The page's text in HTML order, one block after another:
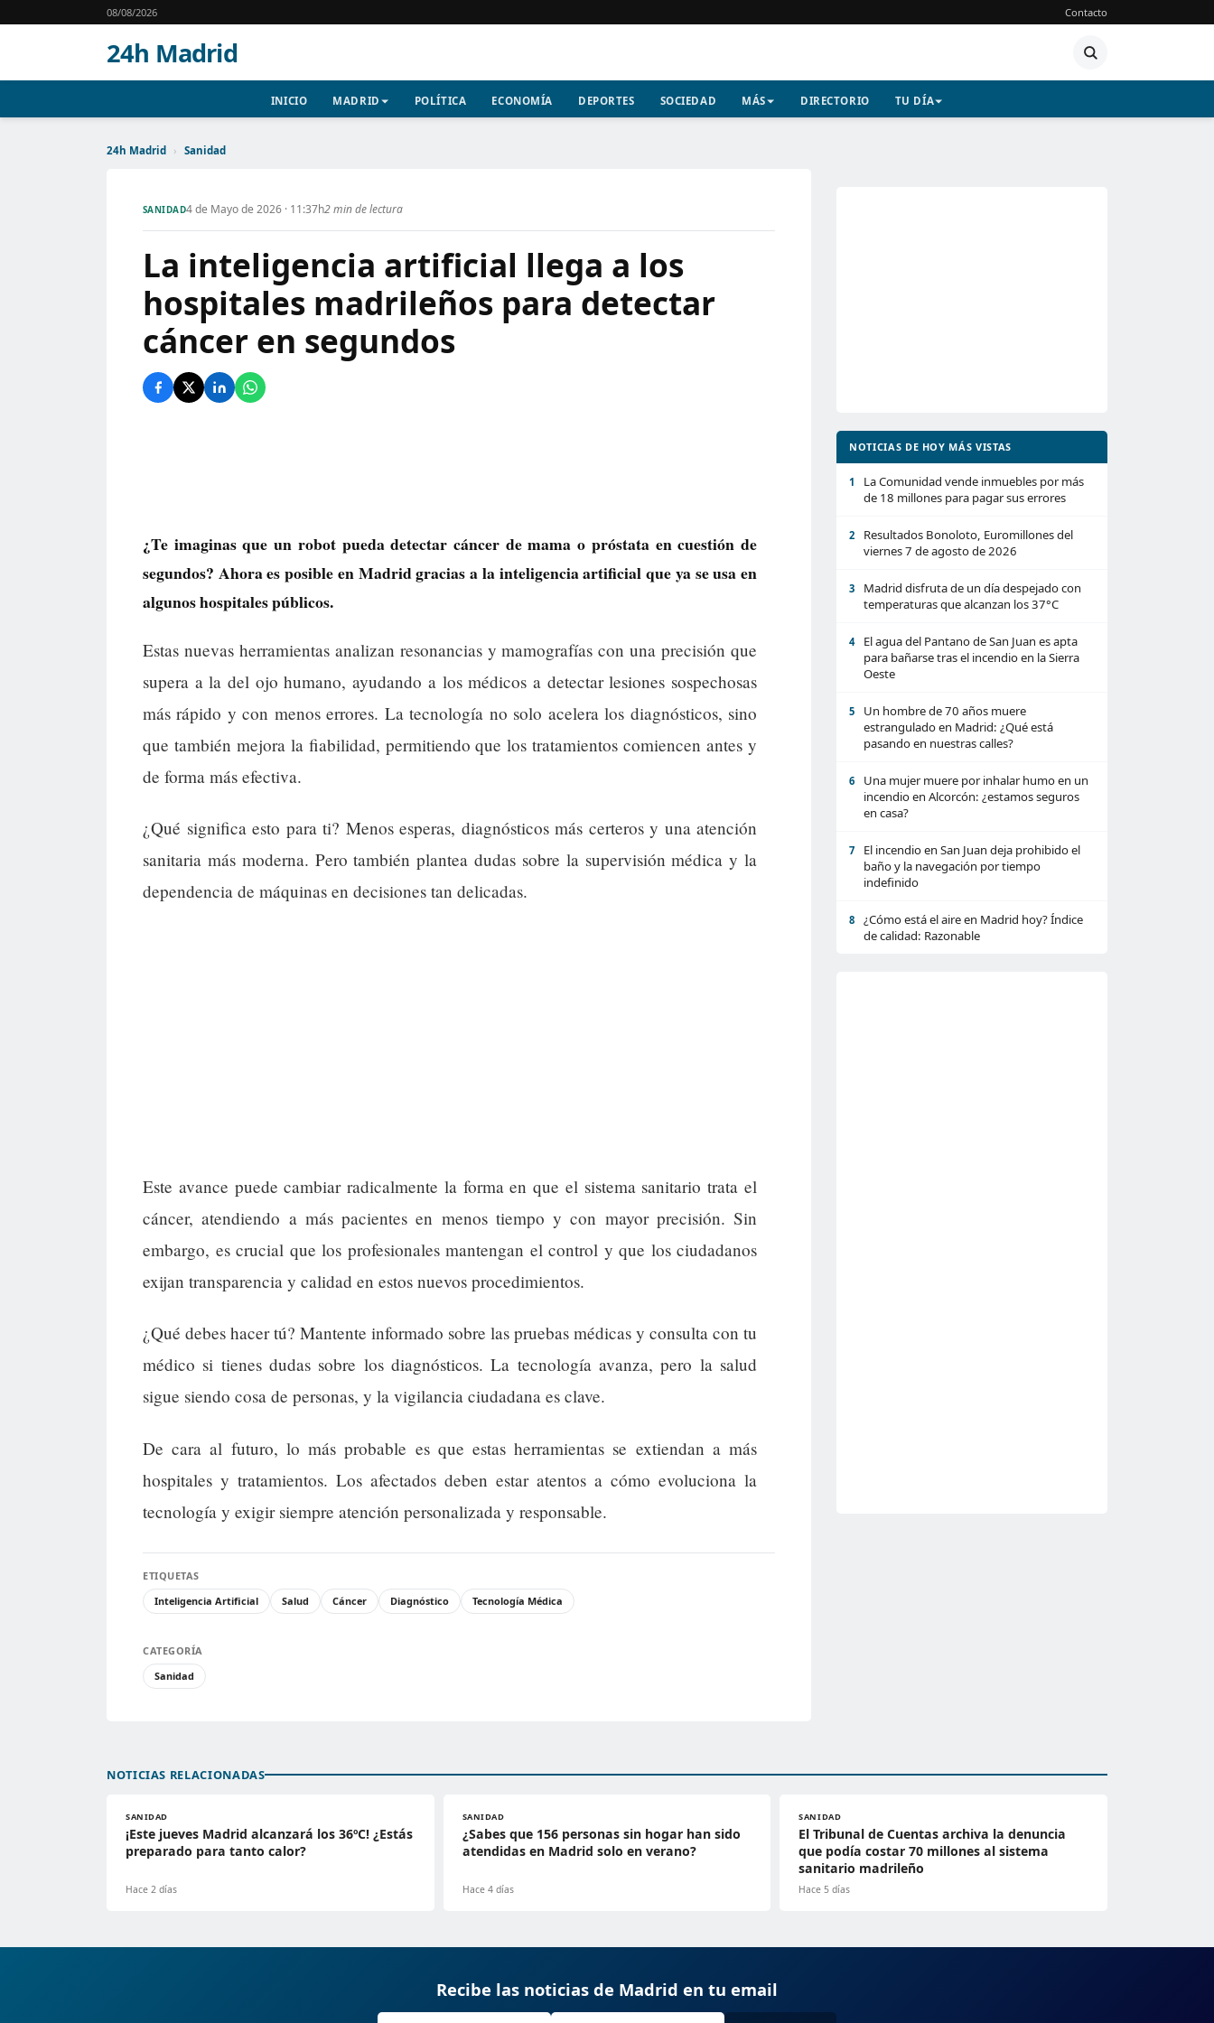
08/08/2026 Contacto
24h Madrid
INICIO MADRID POLÍTICA ECONOMÍA DEPORTES SOCIEDAD MÁS DIRECTORIO TU DÍA
24h Madrid › Sanidad
SANIDAD4 de Mayo de 2026 · 11:37h2 min de lectura
La inteligencia artificial llega a los
hospitales madrileños para detectar
cáncer en segundos
¿Te imaginas que un robot pueda detectar cáncer de mama o próstata en cuestión de
segundos? Ahora es posible en Madrid gracias a la inteligencia artificial que ya se usa en
algunos hospitales públicos.
Estas nuevas herramientas analizan resonancias y mamografías con una precisión que
supera a la del ojo humano, ayudando a los médicos a detectar lesiones sospechosas
más rápido y con menos errores. La tecnología no solo acelera los diagnósticos, sino
que también mejora la fiabilidad, permitiendo que los tratamientos comiencen antes y
de forma más efectiva.
¿Qué significa esto para ti? Menos esperas, diagnósticos más certeros y una atención
sanitaria más moderna. Pero también plantea dudas sobre la supervisión médica y la
dependencia de máquinas en decisiones tan delicadas.
Este avance puede cambiar radicalmente la forma en que el sistema sanitario trata el
cáncer, atendiendo a más pacientes en menos tiempo y con mayor precisión. Sin
embargo, es crucial que los profesionales mantengan el control y que los ciudadanos
exijan transparencia y calidad en estos nuevos procedimientos.
¿Qué debes hacer tú? Mantente informado sobre las pruebas médicas y consulta con tu
médico si tienes dudas sobre los diagnósticos. La tecnología avanza, pero la salud
sigue siendo cosa de personas, y la vigilancia ciudadana es clave.
De cara al futuro, lo más probable es que estas herramientas se extiendan a más
hospitales y tratamientos. Los afectados deben estar atentos a cómo evoluciona la
tecnología y exigir siempre atención personalizada y responsable.
ETIQUETAS
Inteligencia Artificial
Salud Cáncer Diagnóstico Tecnología Médica
CATEGORÍA
Sanidad
NOTICIAS DE HOY MÁS VISTAS
1
La Comunidad vende inmuebles por más
de 18 millones para pagar sus errores
2
Resultados Bonoloto, Euromillones del
viernes 7 de agosto de 2026
3
Madrid disfruta de un día despejado con
temperaturas que alcanzan los 37°C
4
El agua del Pantano de San Juan es apta
para bañarse tras el incendio en la Sierra
Oeste
5
Un hombre de 70 años muere
estrangulado en Madrid: ¿Qué está
pasando en nuestras calles?
6
Una mujer muere por inhalar humo en un
incendio en Alcorcón: ¿estamos seguros
en casa?
7
El incendio en San Juan deja prohibido el
baño y la navegación por tiempo
indefinido
8
¿Cómo está el aire en Madrid hoy? Índice
de calidad: Razonable
NOTICIAS RELACIONADAS
SANIDAD
¡Este jueves Madrid alcanzará los 36ºC! ¿Estás
preparado para tanto calor?
Hace 2 días
SANIDAD
¿Sabes que 156 personas sin hogar han sido
atendidas en Madrid solo en verano?
Hace 4 días
SANIDAD
El Tribunal de Cuentas archiva la denuncia
que podía costar 70 millones al sistema
sanitario madrileño
Hace 5 días
Recibe las noticias de Madrid en tu email